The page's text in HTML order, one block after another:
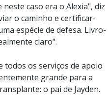
caso era o Alexia", diz
o caminho e certificar-
espécie de defesa. Livro-
claro".
todos os serviços de apoio
grande para a
o pai de Jayden.